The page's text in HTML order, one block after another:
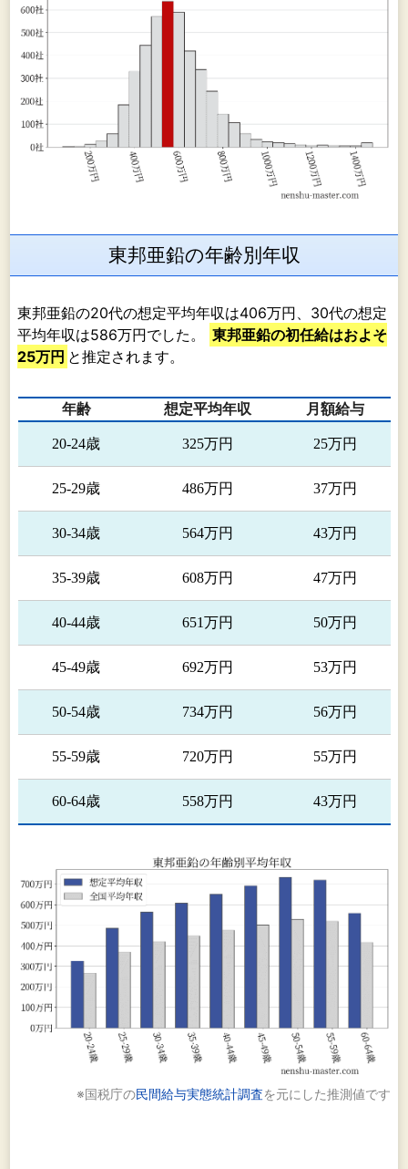
その他事業
(1）土木・建築・プラントエンジニアリング事
業・・
連結
ーイ
設計
及び
おり
(2）防音建材事
業・・・・・・・・・・・・・・・・
防音
社で
って
(3）その他事
業・・・・・・・・・・・・・・・・・
物流
どの
は、
子会
東邦
び㈱
す。
東邦亜鉛の年齢別年収
東邦亜鉛の20代の想定平均年収は406万円、30代の想定
平均年収は586万円でした。
東邦亜鉛の初任給はおよそ
25万円 と推定されます。
年齢 想定平均年収 月額給与
20-24歳 325万円 25万円
25-29歳 486万円 37万円
30-34歳 564万円 43万円
35-39歳 608万円 47万円
40-44歳 651万円 50万円
45-49歳 692万円 53万円
50-54歳 734万円 56万円
55-59歳 720万円 55万円
60-64歳 558万円 43万円
※国税庁の民間給与実態統計調査を元にした推測値です